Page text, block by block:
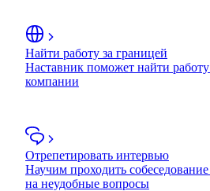
Найти работу за границей
Наставник поможет найти
компании
Отрепетировать интервью
Научим проходить собеседование
на неудобные вопросы